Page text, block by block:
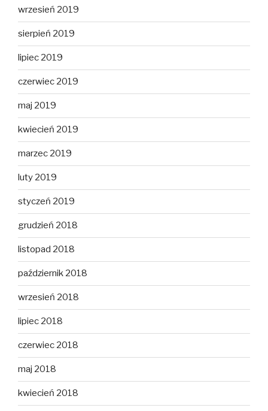
wrzesień 2019
sierpień 2019
lipiec 2019
czerwiec 2019
maj 2019
kwiecień 2019
marzec 2019
luty 2019
styczeń 2019
grudzień 2018
listopad 2018
październik 2018
wrzesień 2018
lipiec 2018
czerwiec 2018
maj 2018
kwiecień 2018